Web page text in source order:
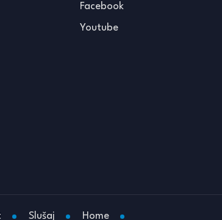
Facebook
Youtube
Slušaj Home